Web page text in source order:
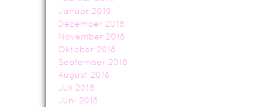
Januar 2019
Dezember 2018
November 2018
Oktober 2018
September 2018
August 2018
Juli 2018
Juni 2018